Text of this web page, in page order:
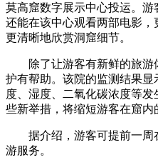
莫高窟数字展示中心投运。游
还能在该中心观看两部电影，
更清晰地欣赏洞窟细节。
除了让游客有新鲜的旅游
护有帮助。该院的监测结果
度、湿度、二氧化碳浓度等
些新举措，将缩短游客在窟内
据介绍，游客可提前一周
游服务。